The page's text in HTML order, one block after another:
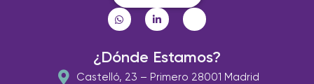
¿Dónde Estamos?
Castelló, 23 – Primero 28001 Madrid